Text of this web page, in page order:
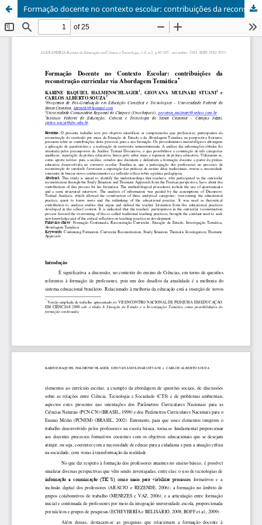
Formação docente no contexto escolar: contribuições da reconstrução curricular via abordagem temática